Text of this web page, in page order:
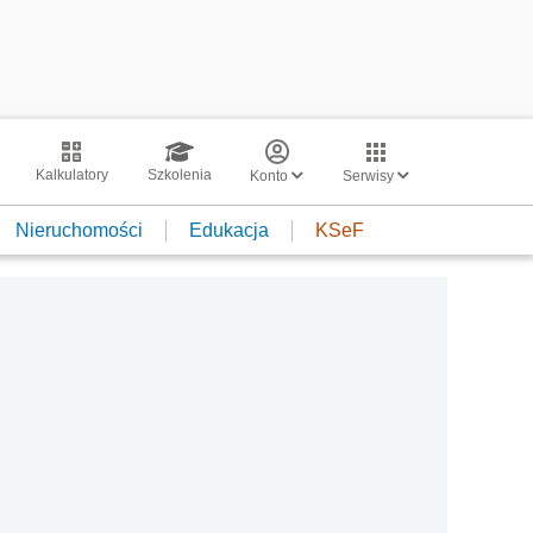
Kalkulatory Szkolenia Konto Serwisy
Nieruchomości Edukacja KSeF